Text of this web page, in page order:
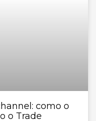
como o
o Trade